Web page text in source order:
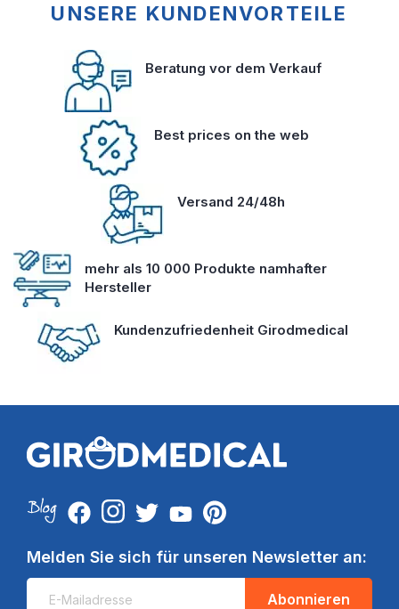
UNSERE KUNDENVORTEILE
Beratung vor dem Verkauf
Best prices on the web
Versand 24/48h
mehr als 10 000 Produkte namhafter
Hersteller
Kundenzufriedenheit Girodmedical
Melden Sie sich für unseren Newsletter an:
Abonnieren